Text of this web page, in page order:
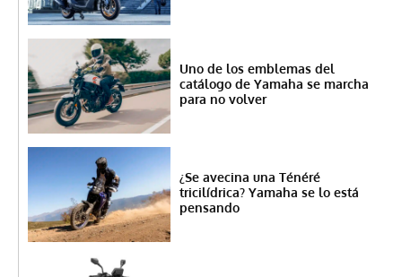
Uno de los emblemas del
catálogo de Yamaha se marcha
para no volver
¿Se avecina una Ténéré
tricilídrica? Yamaha se lo está
pensando